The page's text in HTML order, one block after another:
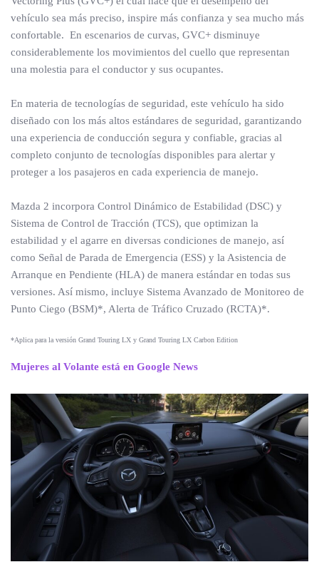
vehículo sea más preciso, inspire más confianza y sea mucho más
confortable. En escenarios de curvas, GVC+ disminuye
considerablemente los movimientos del cuello que representan
una molestia para el conductor y sus ocupantes.
En materia de tecnologías de seguridad, este vehículo ha sido
diseñado con los más altos estándares de seguridad, garantizando
una experiencia de conducción segura y confiable, gracias al
completo conjunto de tecnologías disponibles para alertar y
proteger a los pasajeros en cada experiencia de manejo.
Mazda 2 incorpora Control Dinámico de Estabilidad (DSC) y
Sistema de Control de Tracción (TCS), que optimizan la
estabilidad y el agarre en diversas condiciones de manejo, así
como Señal de Parada de Emergencia (ESS) y la Asistencia de
Arranque en Pendiente (HLA) de manera estándar en todas sus
versiones. Así mismo, incluye Sistema Avanzado de Monitoreo de
Punto Ciego (BSM)*, Alerta de Tráfico Cruzado (RCTA)*.
*Aplica para la versión Grand Touring LX y Grand Touring LX Carbon Edition
Mujeres al Volante está en Google News